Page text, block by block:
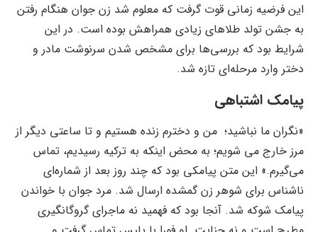
این فرضیه زمانی قوت گرفت که معلوم شد زن جوان هنگام رفتن
به جشن تولد طلاهای زیادی همراهش بوده است. در این
شرایط بود که بررسی‌ها برای مشخص شدن سرنوشت مادر و
دختر وارد مرحله‌ای تازه شد.
پیامک اشتباهی
«نگران ما نباشید؛ ‌ من و دخترم زنده هستیم و تا ساعتی دیگر از
مرز خارج می شویم؛ به محض اینکه به ترکیه رسیدیم، ‌تماس
می‌گیرم.» این متن پیامکی بود که چند روز بعد از شماره‌ای
ناشناس برای شوهر زن گمشده ارسال شد. مرد جوان با خواندن
پیامک شوکه شد. آنجا بود که فهمید نه ماجرای گروگانگیری